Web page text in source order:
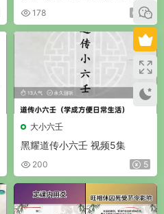
壬课程 视频30集
178 8
大小六壬
黑耀道传小六壬 视频5集
200 5